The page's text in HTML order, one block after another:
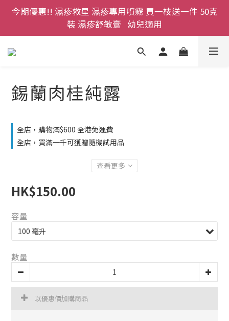
登記成為網店會員，即送$50購物金即刻用!!
首次購買 啤酒花咖啡因洗髮液 享8折優惠 不限購買量
今期優惠!! 濕疹救星 濕疹專用噴霧 買一枝送一件 50克
裝 濕疹舒敏膏   幼兒適用
登記成為網店會員，即送$50購物金即刻用!!
首次購買 啤酒花咖啡因洗髮液 享8折優惠 不限購買量
錫蘭肉桂純露
全店，購物滿$600 全港免運費
全店，買滿一千可獲贈隨機試用品
查看更多
HK$150.00
容量
數量
以優惠價加購商品